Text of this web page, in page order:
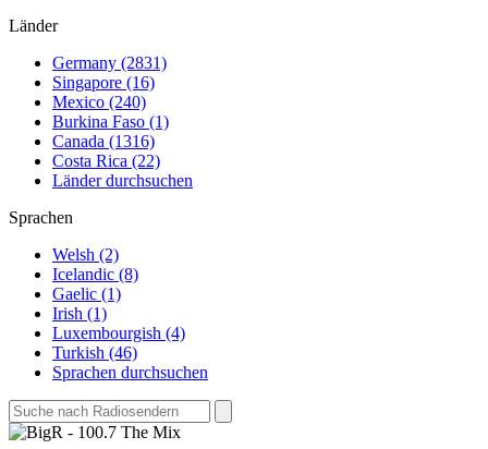
Länder
Germany (2831)
Singapore (16)
Mexico (240)
Burkina Faso (1)
Canada (1316)
Costa Rica (22)
Länder durchsuchen
Sprachen
Welsh (2)
Icelandic (8)
Gaelic (1)
Irish (1)
Luxembourgish (4)
Turkish (46)
Sprachen durchsuchen